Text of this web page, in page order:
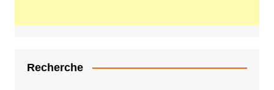
Recherche